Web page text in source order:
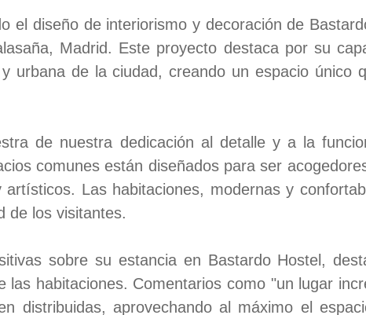
el diseño de interiorismo y decoración de
Madrid. Este proyecto destaca por su
urbana de la ciudad, creando un espacio único
de nuestra dedicación al detalle y a la
comunes están diseñados para ser
Las habitaciones, modernas y
de los visitantes.
sobre su estancia en Bastardo Hostel,
las habitaciones. Comentarios como "un lugar
distribuidas, aprovechando al máximo el